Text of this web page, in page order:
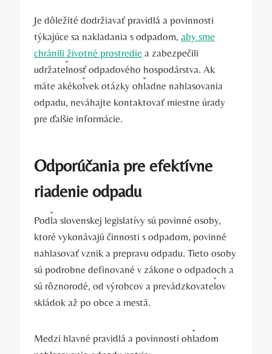
Je dôležité dodržiavať pravidlá a povinnosti
týkajúce sa nakladania s odpadom, aby sme
chránili životné prostredie a zabezpečili
udržateľnosť odpadového hospodárstva. Ak
máte akékoľvek otázky ohľadne nahlasovania
odpadu, neváhajte kontaktovať miestne úrady
pre ďalšie informácie.
Odporúčania pre efektívne
riadenie odpadu
Podľa slovenskej legislatívy sú povinné osoby,
ktoré vykonávajú činnosti s odpadom, povinné
nahlasovať vznik a prepravu odpadu. Tieto osoby
sú podrobne definované v zákone o odpadoch a
sú rôznorodé, od výrobcov a prevádzkovateľov
skládok až po obce a mestá.
Medzi hlavné pravidlá a povinnosti ohľadom